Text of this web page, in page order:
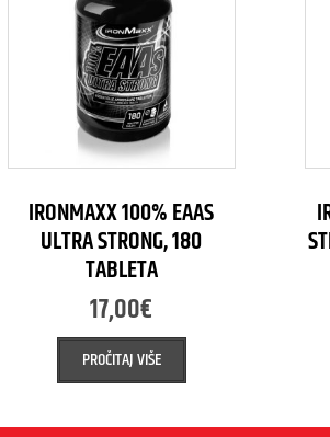
IRONMAXX 100% EAAS
ULTRA STRONG, 180
TABLETA
17,00€
PROČITAJ VIŠE